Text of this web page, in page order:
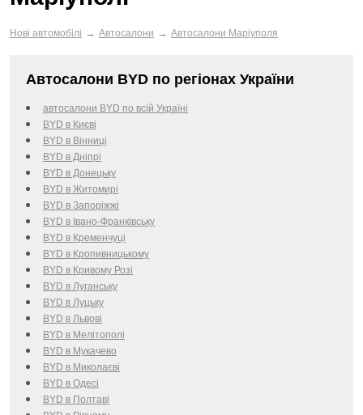
Нові автомобілі → Автосалони → Автосалони Маріуполя
Автосалони BYD по регіонах України
автосалони BYD по всій Україні
BYD в Києві
BYD в Вінниці
BYD в Дніпрі
BYD в Донецьку
BYD в Житомирі
BYD в Запоріжжі
BYD в Івано-Франківську
BYD в Кременчуці
BYD в Кропивницькому
BYD в Кривому Розі
BYD в Луганську
BYD в Луцьку
BYD в Львові
BYD в Мелітополі
BYD в Мукачево
BYD в Миколаєві
BYD в Одесі
BYD в Полтаві